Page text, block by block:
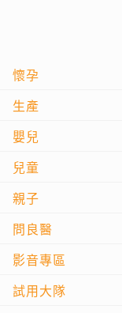
懷孕
生產
嬰兒
兒童
親子
問良醫
影音專區
試用大隊